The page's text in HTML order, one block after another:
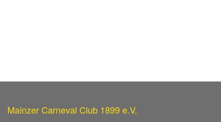
Mainzer Carneval Club 1899 e.V.